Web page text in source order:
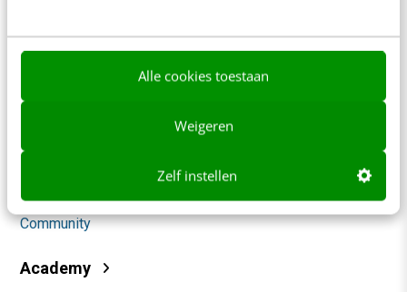
Alle cookies toestaan
Weigeren
Zelf instellen
Content & Communicatie
Social
Community
Academy